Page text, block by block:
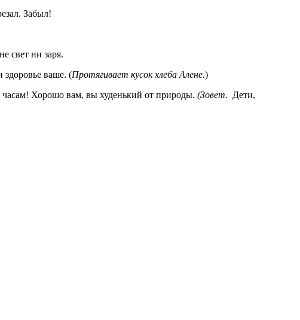
Забыл!
свет ни заря.
ваше. (Протягивает кусок хлеба Алене.)
часам! Хорошо вам, вы худенький от природы. (Зовет. Дети,